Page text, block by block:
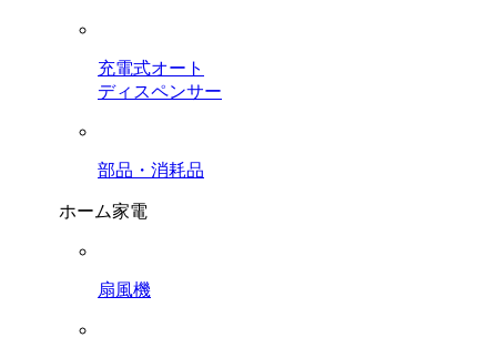
充電式オート
ディスペンサー
部品・消耗品
ホーム家電
扇風機